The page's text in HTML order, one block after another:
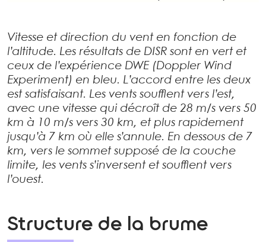
Vitesse et direction du vent en fonction de
l’altitude. Les résultats de DISR sont en vert et
ceux de l’expérience DWE (Doppler Wind
Experiment) en bleu. L’accord entre les deux
est satisfaisant. Les vents soufflent vers l’est,
avec une vitesse qui décroît de 28 m/s vers 50
km à 10 m/s vers 30 km, et plus rapidement
jusqu’à 7 km où elle s’annule. En dessous de 7
km, vers le sommet supposé de la couche
limite, les vents s’inversent et soufflent vers
l’ouest.
Structure de la brume